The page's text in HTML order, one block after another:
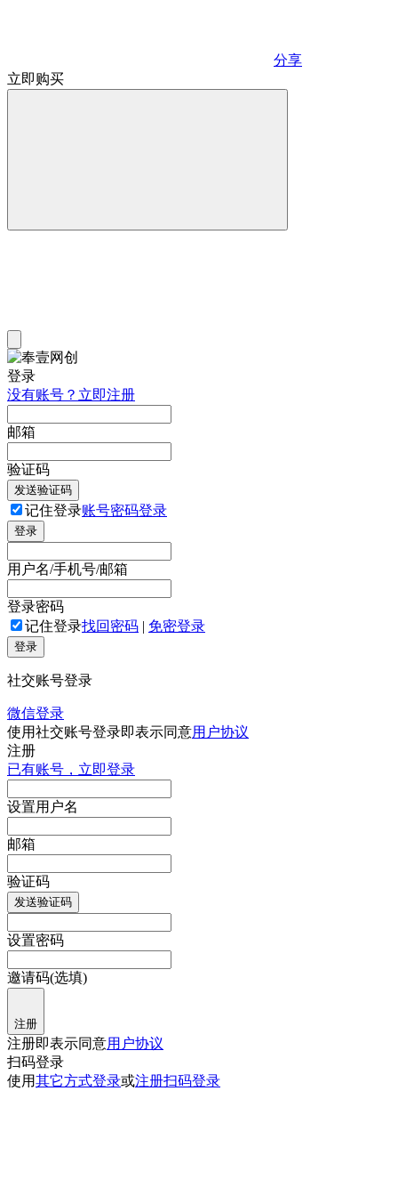
分享
立即购买
登录
没有账号？立即注册
邮箱
验证码
发送验证码
记住登录账号密码登录
登录
用户名/手机号/邮箱
登录密码
记住登录找回密码 | 免密登录
登录
社交账号登录
微信登录
使用社交账号登录即表示同意用户协议
注册
已有账号，立即登录
设置用户名
邮箱
验证码
发送验证码
设置密码
邀请码(选填)
注册
注册即表示同意用户协议
扫码登录
使用其它方式登录或注册扫码登录